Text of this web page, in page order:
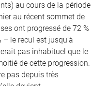
au cours de la période
au récent sommet de
ont progressé de 72 %
le recul est jusqu’à
pas inhabituel que le
de cette progression.
pas depuis très